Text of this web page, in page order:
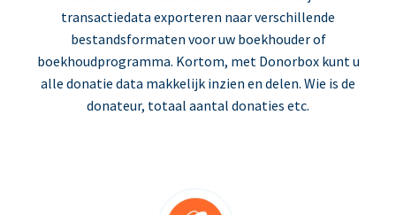
transactiedata exporteren naar verschillende
bestandsformaten voor uw boekhouder of
boekhoudprogramma. Kortom, met Donorbox kunt u
alle donatie data makkelijk inzien en delen. Wie is de
donateur, totaal aantal donaties etc.